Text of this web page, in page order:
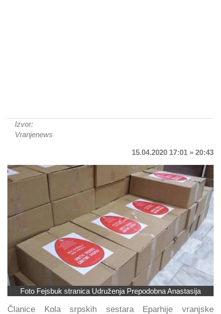
Izvor:
Vranjenews
15.04.2020 17:01 » 20:43
Foto Fejsbuk stranica Udruženja Prepodobna Anastasija
Članice Kola srpskih sestara Eparhije vranjske